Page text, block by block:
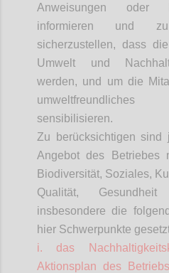
Anweisungen oder
informieren und
sicherzustellen, dass
Umwelt und
werden, und um die
sensibilisieren.
Zu berücksichtigen sind
Angebot des Betriebes
Biodiversität, Soziales,
Qualität,
insbesondere die
hier Schwerpunkte
i. das
Aktionsplan des